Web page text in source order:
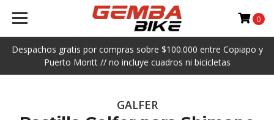
Despachos gratis por compras sobre $100.000 entre Copiapo y
Puerto Montt // no incluye cuadros ni bicicletas
0
GALFER